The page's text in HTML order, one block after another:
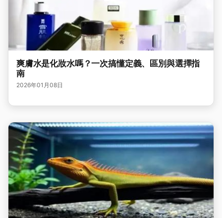
爽膚水是化妝水嗎？一次搞懂定義、區別與選擇指
南
2026年01月08日